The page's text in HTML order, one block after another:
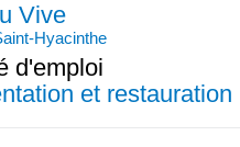
Vive
Hyacinthe
d'emploi
et restauration